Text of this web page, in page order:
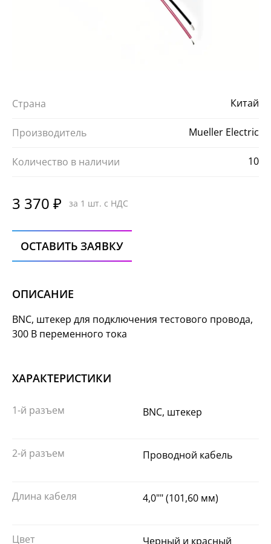
Страна Китай
Производитель Mueller Electric
Количество в наличии 10
3 370 ₽ за 1 шт. с НДС
ОСТАВИТЬ ЗАЯВКУ
ОПИСАНИЕ
BNC, штекер для подключения тестового провода,
300 В переменного тока
ХАРАКТЕРИСТИКИ
1-й разъем BNC, штекер
2-й разъем Проводной кабель
Длина кабеля 4,0"" (101,60 мм)
Цвет Черный и красный